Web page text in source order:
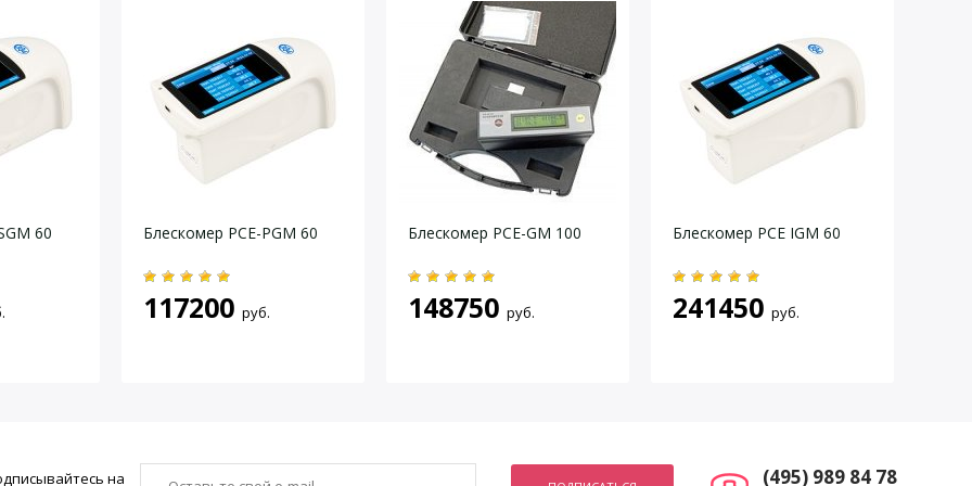
7 x 14 мм (эллиптический)
254 точки измерения
Последовательный
0 … 40 °C / max. 85 % отн. ВЛ.
Li-Ion Аккумулятор
140 x 45 x 75 мм
60 Блескомер PCE-PGM 60
117200 руб.
Блескомер PCE-GM 100
148750 руб.
Блескомер PCE IGM 60
241450 руб.
на
(495) 989 84 78